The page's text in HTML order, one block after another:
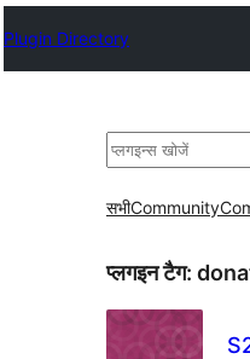
Plugin Directory
खोजें
सभीCommunity
प्लगइन टैग: